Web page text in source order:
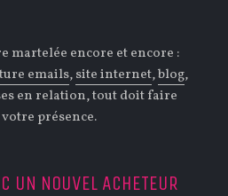
martelée encore et encore :
emails,site internet,blog,
en relation, tout doit faire
votre présence.
UN NOUVEL ACHETEUR